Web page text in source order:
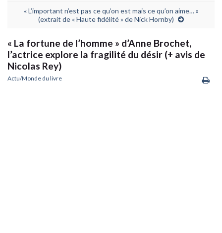
« L’important n’est pas ce qu’on est mais ce qu’on aime… »
(extrait de « Haute fidélité » de Nick Hornby)
« La fortune de l’homme » d’Anne Brochet,
l’actrice explore la fragilité du désir (+ avis de
Nicolas Rey)
Actu/Monde du livre